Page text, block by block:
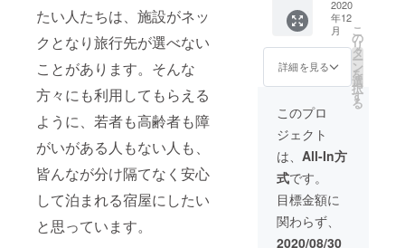
たい人たちは、施設がネッ
クとなり旅行先が選べない
ことがあります。そんな
方々にも利用してもらえる
ように、若者も高齢者も障
がいがある人もない人も、
皆んなが分け隔てなく安心
して泊まれる宿屋にしたい
と思っています。
援時、
必ず備
考欄に
ご希望
のお名
前をご
記入く
ださ
い。
＋エン
ドロー
ルへの
お名前
掲載 ※
チケッ
ト有効
期限は
2021年
12月ま
でとな
ります
※エンド
ロール
へのお
名前掲
載は希
モメプ
ロジェ
クトメ
ンバー
による
建築・
福祉・
医療に
関する
企画・
設計相
談(一部
オンラ
イン) ＋
プロ
モー
ション
2020
年12
月
詳細を見る
こ
の
リ
タ
ー
ン
を
選
択
す
る
このプロ
ジェクト
は、 All-In方
式です。
目標金額に
関わらず、
2020/08/30